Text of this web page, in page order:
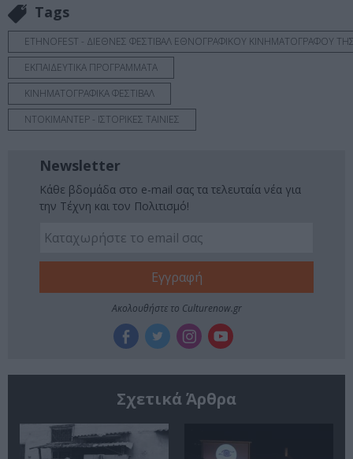
Tags
ETHNOFEST - ΔΙΕΘΝΕΣ ΦΕΣΤΙΒΑΛ ΕΘΝΟΓΡΑΦΙΚΟΥ ΚΙΝΗΜΑΤΟΓΡΑΦΟΥ
ΕΚΠΑΙΔΕΥΤΙΚΑ ΠΡΟΓΡΑΜΜΑΤΑ
ΚΙΝΗΜΑΤΟΓΡΑΦΙΚΑ ΦΕΣΤΙΒΑΛ
ΝΤΟΚΙΜΑΝΤΕΡ - ΙΣΤΟΡΙΚΕΣ ΤΑΙΝΙΕΣ
Newsletter
Κάθε βδομάδα στο e-mail σας τα τελευταία νέα για
την Τέχνη και τον Πολιτισμό!
Ακολουθήστε το Culturenow.gr
Σχετικά Άρθρα